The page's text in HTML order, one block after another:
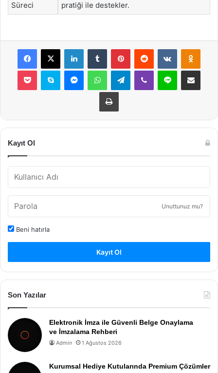
Süreci
pratiği ile destekler.
Facebook
X LinkedInTumblr PinterestReddit VKontakte
Pocket Skype MessengerWhatsAppTelegramViber Line E-Posta ile
Yazdır
Kayıt Ol
Unuttunuz mu?
Beni hatırla
Kayıt Ol
Son Yazılar
Elektronik İmza ile Güvenli Belge Onaylama
ve İmzalama Rehberi
Admin 1 Ağustos 2026
Kurumsal Hediye Kutularında Premium Çözümler